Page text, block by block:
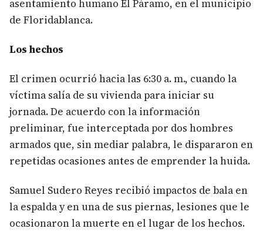
asentamiento humano El Páramo, en el municipio
de Floridablanca.
Los hechos
El crimen ocurrió hacia las 6:30 a. m., cuando la
víctima salía de su vivienda para iniciar su
jornada. De acuerdo con la información
preliminar, fue interceptada por dos hombres
armados que, sin mediar palabra, le dispararon en
repetidas ocasiones antes de emprender la huida.
Samuel Sudero Reyes recibió impactos de bala en
la espalda y en una de sus piernas, lesiones que le
ocasionaron la muerte en el lugar de los hechos.